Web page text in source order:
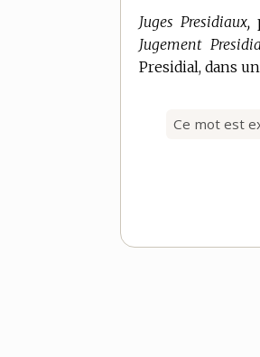
Juges Presidiaux,
Jugement
Presidial, dans
Ce mot est